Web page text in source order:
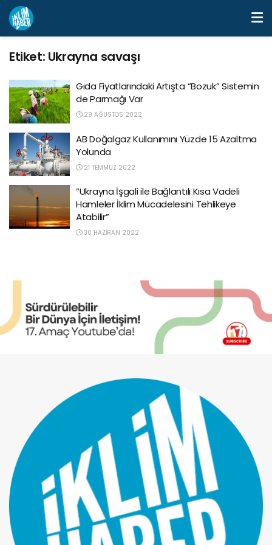
Etiket: Ukrayna savaşı
Gıda Fiyatlarındaki Artışta “Bozuk” Sistemin
de Parmağı Var
29 AĞUSTOS 2022
AB Doğalgaz Kullanımını Yüzde 15 Azaltma
Yolunda
21 TEMMUZ 2022
“Ukrayna İşgali ile Bağlantılı Kısa Vadeli
Hamleler İklim Mücadelesini Tehlikeye
Atabilir”
30 HAZIRAN 2022